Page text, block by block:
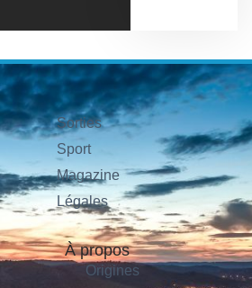
Sorties
Sport
Magazine
Légales
À propos
Origines